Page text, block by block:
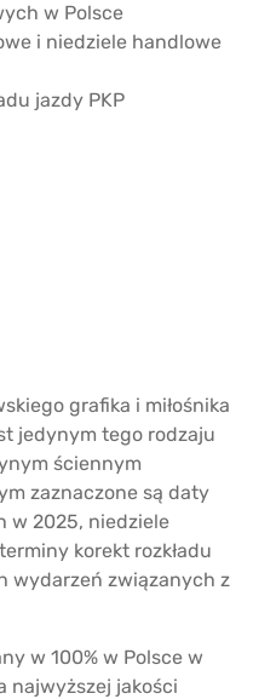
w Polsce
i niedziele handlowe
jazdy PKP
grafika i miłośnika
jedynym tego rodzaju
ściennym
zaznaczone są daty
w 2025, niedziele
korekt rozkładu
wydarzeń związanych z
w 100% w Polsce w
najwyższej jakości